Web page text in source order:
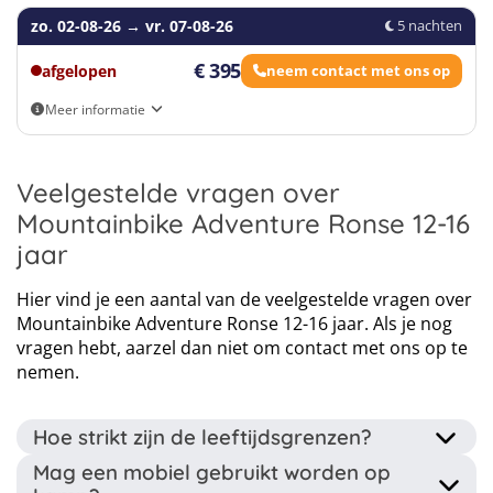
ongekende hoogtes te stuwen? Sluit je bij ons aan!
Deze reis wordt georganiseerd in samenwerking met Thrillz vzw.
Click map to enable scroll zoom
geeft je de zekerheid dat je goed gedekt bent tijdens
het vakantiekamp en onbezorgd kunt genieten van je
tijd daar.
Je kunt meer gedetailleerde informatie vinden over de
verschillende verzekeringen die je bij ons kunt
We werken al jaren samen met onze
verzekeringspartner HanseMerkur, een
gerenommeerde verzekeringsmaatschappij die
uitstekende klantenservice en snelle
schadeafhandeling hebben we de afgelopen jaren
veel klanten veilig op reis kunnen helpen.
Deze reis gaat naar het buitenland. Wij
raden je onze 5-sterren premium verzekering aan om
Eigen vervoer
zo. 02-08-26 → vr. 07-08-26 5 nachten
afgelopen € 395 neem contact met ons op
Meer informatie
Veelgestelde vragen over
Mountainbike Adventure Ronse 12-16
jaar
Hier vind je een aantal van de veelgestelde vragen over
Mountainbike Adventure Ronse 12-16 jaar. Als je nog
vragen hebt, aarzel dan niet om contact met ons op te
nemen.
Hoe strikt zijn de leeftijdsgrenzen?
Ben je net te jong of net te oud voor dit kamp? Neem
Mag een mobiel gebruikt worden op